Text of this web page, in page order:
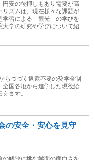
円安の後押しもあり需要が高
リズムは、現在様々な課題が
学習による「観光」の学びを
大学の研究や学びについて紹
らつづく返還不要の奨学金制
全国各地から進学した現役給
ます。
の安全・安心を見守
の解決に挑む学問の面白さを